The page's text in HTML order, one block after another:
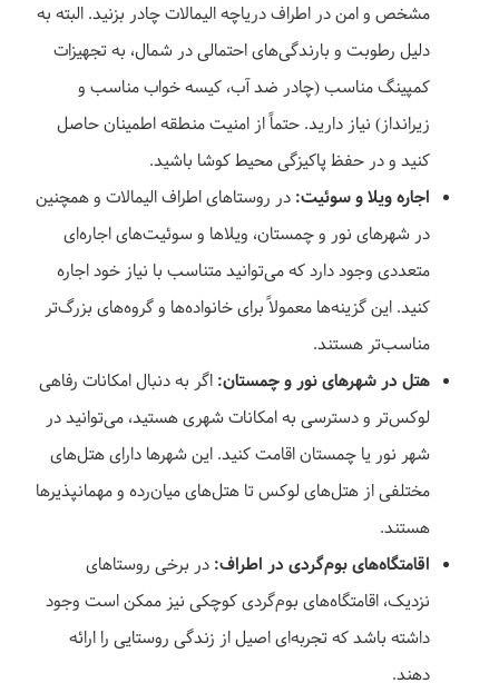
مشخص و امن در اطراف دریاچه الیمالات چادر بزنید. البته به
دلیل رطوبت و بارندگی‌های احتمالی در شمال، به تجهیزات
کمپینگ مناسب (چادر ضد آب، کیسه خواب مناسب و
زیرانداز) نیاز دارید. حتماً از امنیت منطقه اطمینان حاصل
کنید و در حفظ پاکیزگی محیط کوشا باشید.
اجاره ویلا و سوئیت: در روستاهای اطراف الیمالات و همچنین
در شهرهای نور و چمستان، ویلاها و سوئیت‌های اجاره‌ای
متعددی وجود دارد که می‌توانید متناسب با نیاز خود اجاره
کنید. این گزینه‌ها معمولاً برای خانواده‌ها و گروه‌های بزرگ‌تر
مناسب‌تر هستند.
هتل در شهرهای نور و چمستان: اگر به دنبال امکانات رفاهی
لوکس‌تر و دسترسی به امکانات شهری هستید، می‌توانید در
شهر نور یا چمستان اقامت کنید. این شهرها دارای هتل‌های
مختلفی از هتل‌های لوکس تا هتل‌های میان‌رده و مهمانپذیرها
هستند.
اقامتگاه‌های بوم‌گردی در اطراف: در برخی روستاهای
نزدیک، اقامتگاه‌های بوم‌گردی کوچکی نیز ممکن است وجود
داشته باشد که تجربه‌ای اصیل از زندگی روستایی را ارائه
دهند.